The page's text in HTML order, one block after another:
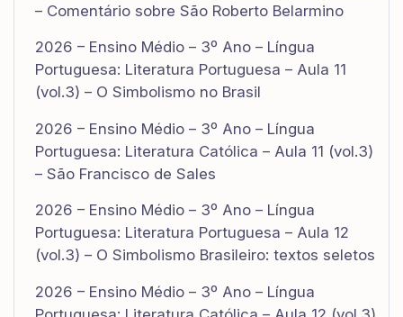
– Comentário sobre São Roberto Belarmino
2026 – Ensino Médio – 3º Ano – Língua
Portuguesa: Literatura Portuguesa – Aula 11
(vol.3) – O Simbolismo no Brasil
2026 – Ensino Médio – 3º Ano – Língua
Portuguesa: Literatura Católica – Aula 11 (vol.3)
– São Francisco de Sales
2026 – Ensino Médio – 3º Ano – Língua
Portuguesa: Literatura Portuguesa – Aula 12
(vol.3) – O Simbolismo Brasileiro: textos seletos
2026 – Ensino Médio – 3º Ano – Língua